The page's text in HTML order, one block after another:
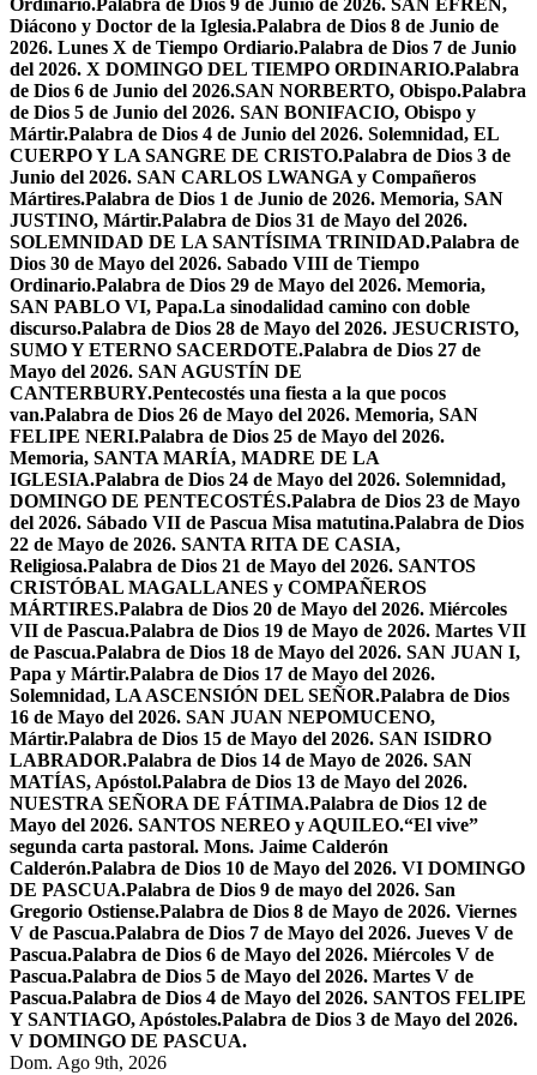
Ordinario.Palabra de Dios 9 de Junio de 2026. SAN EFRÉN,
Diácono y Doctor de la Iglesia.Palabra de Dios 8 de Junio de
2026. Lunes X de Tiempo Ordiario.Palabra de Dios 7 de Junio
del 2026. X DOMINGO DEL TIEMPO ORDINARIO.Palabra
de Dios 6 de Junio del 2026.SAN NORBERTO, Obispo.Palabra
de Dios 5 de Junio del 2026. SAN BONIFACIO, Obispo y
Mártir.Palabra de Dios 4 de Junio del 2026. Solemnidad, EL
CUERPO Y LA SANGRE DE CRISTO.Palabra de Dios 3 de
Junio del 2026. SAN CARLOS LWANGA y Compañeros
Mártires.Palabra de Dios 1 de Junio de 2026. Memoria, SAN
JUSTINO, Mártir.Palabra de Dios 31 de Mayo del 2026.
SOLEMNIDAD DE LA SANTÍSIMA TRINIDAD.Palabra de
Dios 30 de Mayo del 2026. Sabado VIII de Tiempo
Ordinario.Palabra de Dios 29 de Mayo del 2026. Memoria,
SAN PABLO VI, Papa.La sinodalidad camino con doble
discurso.Palabra de Dios 28 de Mayo del 2026. JESUCRISTO,
SUMO Y ETERNO SACERDOTE.Palabra de Dios 27 de
Mayo del 2026. SAN AGUSTÍN DE
CANTERBURY.Pentecostés una fiesta a la que pocos
van.Palabra de Dios 26 de Mayo del 2026. Memoria, SAN
FELIPE NERI.Palabra de Dios 25 de Mayo del 2026.
Memoria, SANTA MARÍA, MADRE DE LA
IGLESIA.Palabra de Dios 24 de Mayo del 2026. Solemnidad,
DOMINGO DE PENTECOSTÉS.Palabra de Dios 23 de Mayo
del 2026. Sábado VII de Pascua Misa matutina.Palabra de Dios
22 de Mayo de 2026. SANTA RITA DE CASIA,
Religiosa.Palabra de Dios 21 de Mayo del 2026. SANTOS
CRISTÓBAL MAGALLANES y COMPAÑEROS
MÁRTIRES.Palabra de Dios 20 de Mayo del 2026. Miércoles
VII de Pascua.Palabra de Dios 19 de Mayo de 2026. Martes VII
de Pascua.Palabra de Dios 18 de Mayo del 2026. SAN JUAN I,
Papa y Mártir.Palabra de Dios 17 de Mayo del 2026.
Solemnidad, LA ASCENSIÓN DEL SEÑOR.Palabra de Dios
16 de Mayo del 2026. SAN JUAN NEPOMUCENO,
Mártir.Palabra de Dios 15 de Mayo del 2026. SAN ISIDRO
LABRADOR.Palabra de Dios 14 de Mayo de 2026. SAN
MATÍAS, Apóstol.Palabra de Dios 13 de Mayo del 2026.
NUESTRA SEÑORA DE FÁTIMA.Palabra de Dios 12 de
Mayo del 2026. SANTOS NEREO y AQUILEO.“El vive”
segunda carta pastoral. Mons. Jaime Calderón
Calderón.Palabra de Dios 10 de Mayo del 2026. VI DOMINGO
DE PASCUA.Palabra de Dios 9 de mayo del 2026. San
Gregorio Ostiense.Palabra de Dios 8 de Mayo de 2026. Viernes
V de Pascua.Palabra de Dios 7 de Mayo del 2026. Jueves V de
Pascua.Palabra de Dios 6 de Mayo del 2026. Miércoles V de
Pascua.Palabra de Dios 5 de Mayo del 2026. Martes V de
Pascua.Palabra de Dios 4 de Mayo del 2026. SANTOS FELIPE
Y SANTIAGO, Apóstoles.Palabra de Dios 3 de Mayo del 2026.
V DOMINGO DE PASCUA.
Dom. Ago 9th, 2026